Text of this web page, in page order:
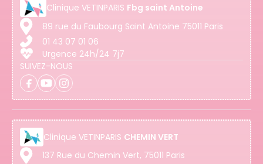
Clinique VETINPARIS Fbg saint Antoine
89 rue du Faubourg Saint Antoine 75011 Paris
01 43 07 01 06
Urgence 24h/24 7j7
SUIVEZ-NOUS
Clinique VETINPARIS CHEMIN VERT
137 Rue du Chemin Vert, 75011 Paris